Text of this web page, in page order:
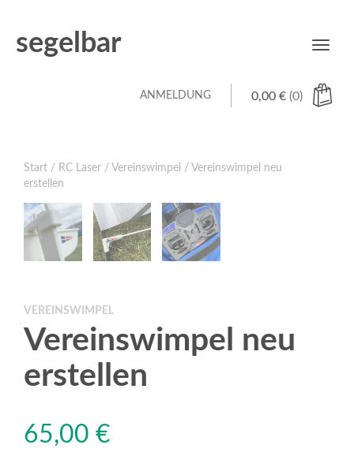
segelbar
Toggle
0,00 € (0)
ANMELDUNG
Start / RC Laser / Vereinswimpel / Vereinswimpel neu
erstellen
VEREINSWIMPEL
Vereinswimpel neu
erstellen
65,00 €